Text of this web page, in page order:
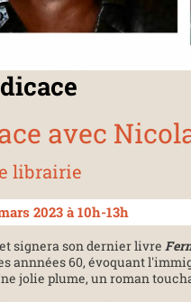
avec
librairie
2023 à 10h-13h
signera son dernier livre
annnées 60, évoquant
jolie plume, un roman